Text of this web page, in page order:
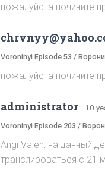
пожалуйста почините
Voroninyi Episode 53 /
пожалуйста почините
administrator · 10
Voroninyi Episode 203 /
Angi Valen, на данный
транслироваться с 21